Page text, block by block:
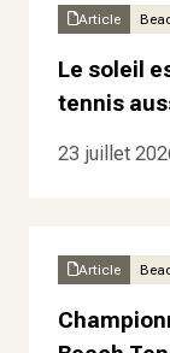
Article
Le soleil
tennis
23 juillet
Article